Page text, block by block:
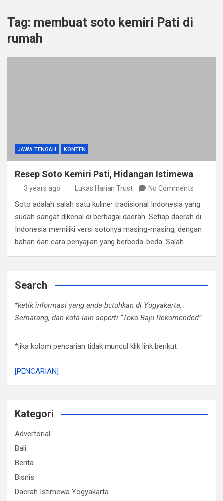
Tag: membuat soto kemiri Pati di
rumah
JAWA TENGAH KONTEN
Resep Soto Kemiri Pati, Hidangan Istimewa
3 years ago Lukas Harian Trust No Comments
Soto adalah salah satu kuliner tradisional Indonesia yang
sudah sangat dikenal di berbagai daerah. Setiap daerah di
Indonesia memiliki versi sotonya masing-masing, dengan
bahan dan cara penyajian yang berbeda-beda. Salah…
Search
*ketik informasi yang anda butuhkan di Yogyakarta,
Semarang, dan kota lain seperti “Toko Baju Rekomended”
*jika kolom pencarian tidak muncul klik link berikut
[PENCARIAN]
Kategori
Advertorial
Bali
Berita
Bisnis
Daerah Istimewa Yogyakarta